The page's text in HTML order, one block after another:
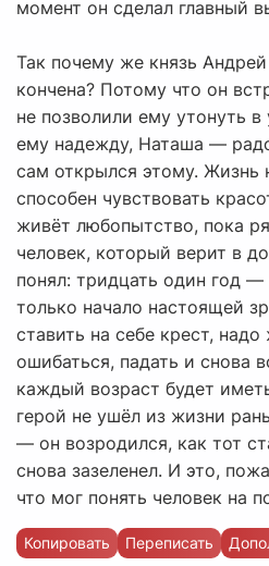
момент он сделал главный
Так почему же князь
кончена? Потому что он
не позволили ему утонуть
ему надежду, Наташа —
сам открылся этому. Жизнь
способен чувствовать
живёт любопытство, пока
человек, который верит в
понял: тридцать один год —
только начало настоящей
ставить на себе крест,
ошибаться, падать и снова
каждый возраст будет
герой не ушёл из жизни
— он возродился, как тот
снова зазеленел. И это,
что мог понять человек на
Копировать Переписать